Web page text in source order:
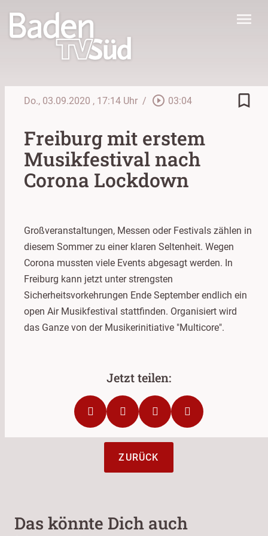
menu
Do., 03.09.2020 , 17:14 Uhr / play_circle_outline 03:04 bookmark_border
Freiburg mit erstem
Musikfestival nach
Corona Lockdown
Großveranstaltungen, Messen oder Festivals zählen in
diesem Sommer zu einer klaren Seltenheit. Wegen
Corona mussten viele Events abgesagt werden. In
Freiburg kann jetzt unter strengsten
Sicherheitsvorkehrungen Ende September endlich ein
open Air Musikfestival stattfinden. Organisiert wird
das Ganze von der Musikerinitiative "Multicore".
ZURÜCK
Das könnte Dich auch